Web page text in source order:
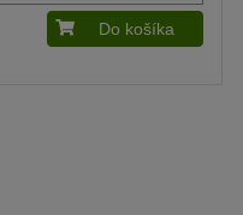
Do košíka